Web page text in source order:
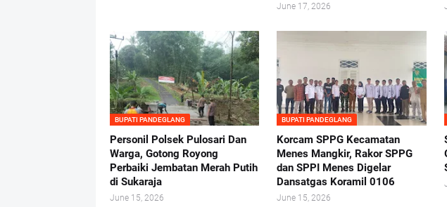
June 17, 2026
BUPATI PANDEGLANG
Personil Polsek Pulosari Dan
Warga, Gotong Royong
Perbaiki Jembatan Merah Putih
di Sukaraja
June 15, 2026
BUPATI PANDEGLANG
Korcam SPPG Kecamatan
Menes Mangkir, Rakor SPPG
dan SPPI Menes Digelar
Dansatgas Koramil 0106
June 15, 2026